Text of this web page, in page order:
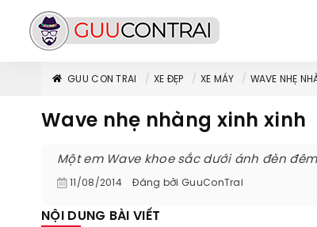
GUU CON TRAI XE ĐẸP XE MÁY WAVE NHẸ
Wave nhẹ nhàng xinh xinh
Một em Wave khoe sắc dưới ánh đèn
11/08/2014 Đăng bởi GuuConTrai
NỘI DUNG BÀI VIẾT